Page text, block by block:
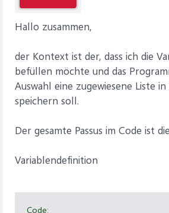
Hallo zusammen,
der Kontext ist der, dass ich die
befüllen möchte und das
Auswahl eine zugewiesene Liste in
speichern soll.
Der gesamte Passus im Code ist
Variablendefinition
Code: